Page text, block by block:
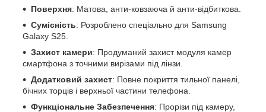
Поверхня: Матова, анти-ковзаюча й анти-відбиткова.
Сумісність: Розроблено спеціально для Samsung
Galaxy S25.
Захист камери: Продуманий захист модуля камер
смартфона з точними вирізами під лінзи.
Додатковий захист: Повне покриття тильної панелі,
бічних торців і верхньої частини телефона.
Функціональне Забезпечення: Прорізи під камеру,